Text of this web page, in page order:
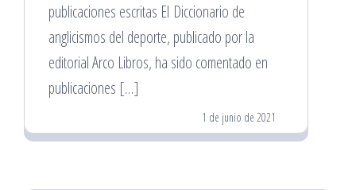
publicaciones escritas El Diccionario de
anglicismos del deporte, publicado por la
editorial Arco Libros, ha sido comentado en
publicaciones […]
1 de junio de 2021